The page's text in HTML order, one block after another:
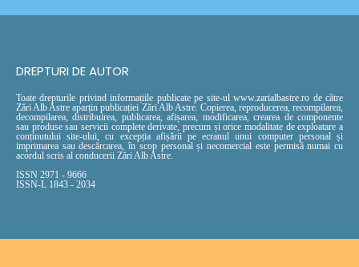
DREPTURI DE AUTOR
Toate drepturile privind informațiile publicate pe site-ul www.zarialbastre.ro de către
Zări Alb Astre aparțin publicației Zări Alb Astre. Copierea, reproducerea, recompilarea,
decompilarea, distribuirea, publicarea, afișarea, modificarea, crearea de componente
sau produse sau servicii complete derivate, precum și orice modalitate de exploatare a
conținutului site-ului, cu excepția afișării pe ecranul unui computer personal și
imprimarea sau descărcarea, în scop personal și necomercial este permisă numai cu
acordul scris al conducerii Zări Alb Astre.
ISSN 2971 - 9666
ISSN-L 1843 - 2034